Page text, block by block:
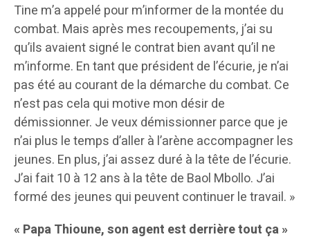
Tine m’a appelé pour m’informer de la montée du
combat. Mais après mes recoupements, j’ai su
qu’ils avaient signé le contrat bien avant qu’il ne
m’informe. En tant que président de l’écurie, je n’ai
pas été au courant de la démarche du combat. Ce
n’est pas cela qui motive mon désir de
démissionner. Je veux démissionner parce que je
n’ai plus le temps d’aller à l’arène accompagner les
jeunes. En plus, j’ai assez duré à la tête de l’écurie.
J’ai fait 10 à 12 ans à la tête de Baol Mbollo. J’ai
formé des jeunes qui peuvent continuer le travail. »
« Papa Thioune, son agent est derrière tout ça »